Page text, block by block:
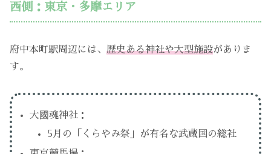
西側：東京・多摩エリア
府中本町駅周辺には、 歴史ある神社や大型施設がありま
す。
大國魂神社：
5月の「くらやみ祭」が有名な武蔵国の総社